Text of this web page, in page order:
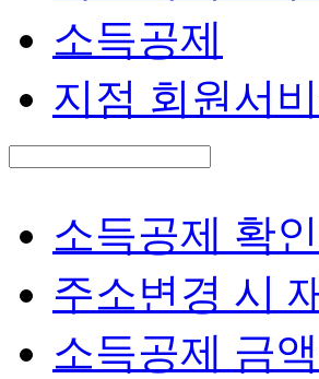
소득공제
지점 회원서
입
소득공제 확
주소변경 시
소득공제 금